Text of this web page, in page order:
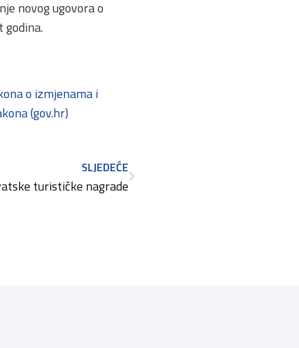
novog ugovora o
godina.
o izmjenama i
(gov.hr)
SLJEDEĆE
turističke nagrade